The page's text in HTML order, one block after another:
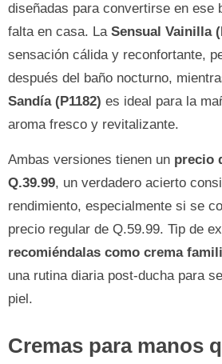
diseñadas para convertirse en ese
falta en casa. La Sensual Vainilla
sensación cálida y reconfortante,
después del baño nocturno,
Sandía (P1182) es ideal para la
aroma fresco y revitalizante.
Ambas versiones tienen un precio
Q.39.99, un verdadero acierto
rendimiento, especialmente si se
precio regular de Q.59.99. Tip de
recomiéndalas como crema
una rutina diaria post-ducha para
piel.
Cremas para manos